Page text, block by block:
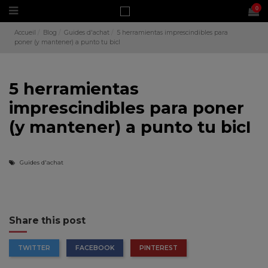
0
Accueil Blog Guides d'achat
5 herramientas imprescindibles para
poner (y mantener) a punto tu bicI
5 herramientas
imprescindibles para poner
(y mantener) a punto tu bicI
Guides d'achat
Share this post
TWITTER FACEBOOK PINTEREST